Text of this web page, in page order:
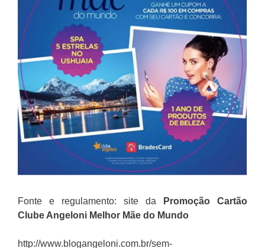
Fonte e regulamento: site da Promoção Cartão
Clube Angeloni Melhor Mãe do Mundo
http://www.blogangeloni.com.br/sem-